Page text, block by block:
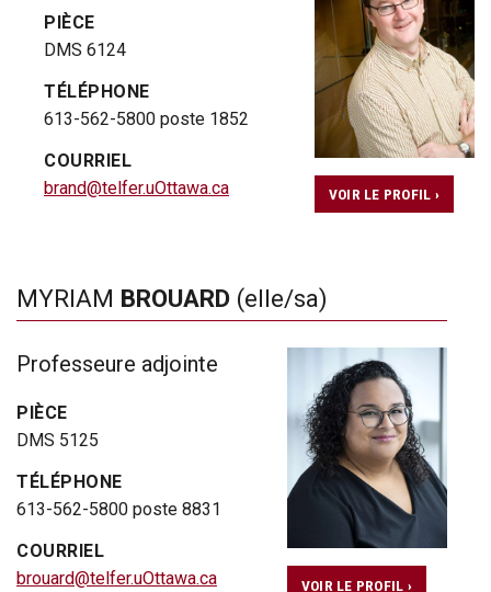
PIÈCE
DMS 6124
TÉLÉPHONE
613-562-5800 poste 1852
COURRIEL
brand@telfer.uOttawa.ca
VOIR LE PROFIL ›
MYRIAM BROUARD (elle/sa)
Professeure adjointe
PIÈCE
DMS 5125
TÉLÉPHONE
613-562-5800 poste 8831
COURRIEL
brouard@telfer.uOttawa.ca
VOIR LE PROFIL ›